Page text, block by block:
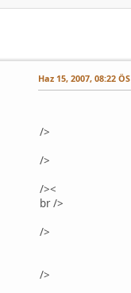
Haz 15, 2007, 08:22 ÖS
/>
/>
/><
br />
/>
/>